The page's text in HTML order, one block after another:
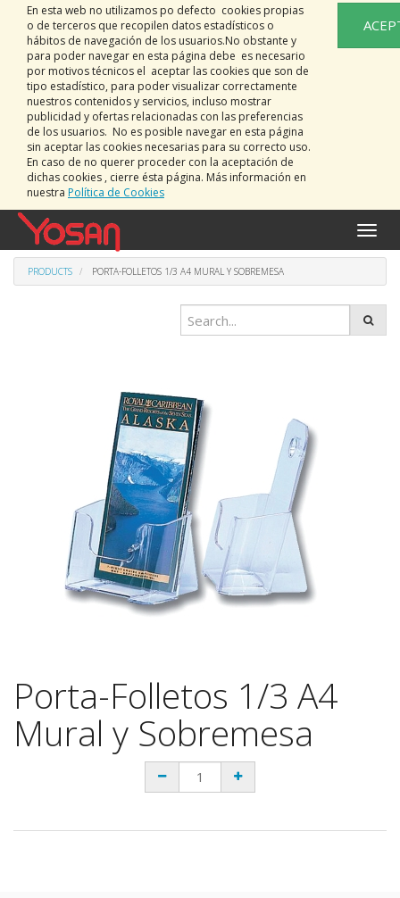
En esta web no utilizamos po defecto cookies propias
o de terceros que recopilen datos estadísticos o
hábitos de navegación de los usuarios.No obstante y
para poder navegar en esta página debe es necesario
por motivos técnicos el aceptar las cookies que son de
tipo estadístico, para poder visualizar correctamente
nuestros contenidos y servicios, incluso mostrar
publicidad y ofertas relacionadas con las preferencias
de los usuarios. No es posible navegar en esta página
sin aceptar las cookies necesarias para su correcto uso.
En caso de no querer proceder con la aceptación de
dichas cookies , cierre ésta página. Más información en
nuestra Política de Cookies
Toggle
PRODUCTS PORTA-FOLLETOS 1/3 A4 MURAL Y SOBREMESA
Porta-Folletos 1/3 A4
Mural y Sobremesa